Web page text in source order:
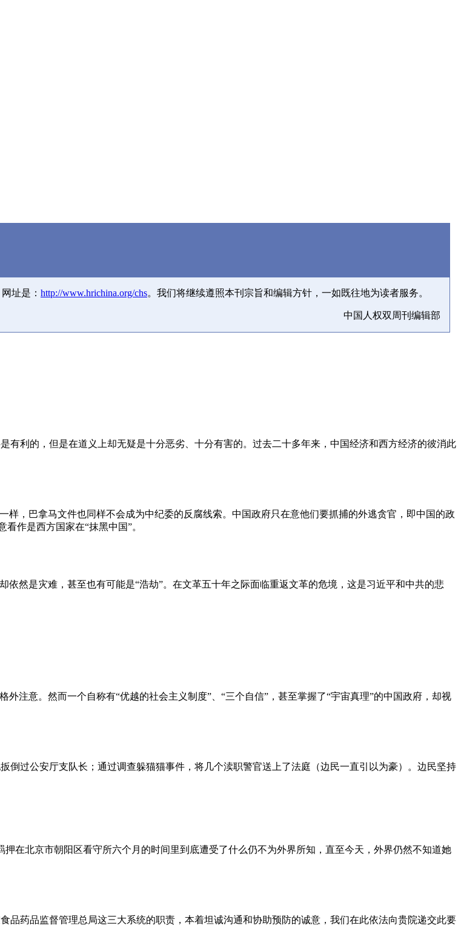
址是： http://www.hrichina.org/chs。我们将继续遵照本刊宗旨和编辑方针，一如既往地为读者服务。
中国人权双周刊编辑部
有利的，但是在道义上却无疑是十分恶劣、十分有害的。过去二十多年来，中国经济和西方经济的彼消此
，巴拿马文件也同样不会成为中纪委的反腐线索。中国政府只在意他们要抓捕的外逃贪官，即中国的政
作是西方国家在“抹黑中国”。
然是灾难，甚至也有可能是“浩劫”。在文革五十年之际面临重返文革的危境，这是习近平和中共的悲
注意。然而一个自称有“优越的社会主义制度”、“三个自信”，甚至掌握了“宇宙真理”的中国政府，却视
过公安厅支队长；通过调查躲猫猫事件，将几个渎职警官送上了法庭（边民一直引以为豪）。边民坚持
在北京市朝阳区看守所六个月的时间里到底遭受了什么仍不为外界所知，直至今天，外界仍然不知道她
药品监督管理总局这三大系统的职责，本着坦诚沟通和协助预防的诚意，我们在此依法向贵院递交此要